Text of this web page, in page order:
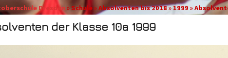
Dresden » Schule » Absolventen bis 2018 » 1999 »
der Klasse 10a 1999